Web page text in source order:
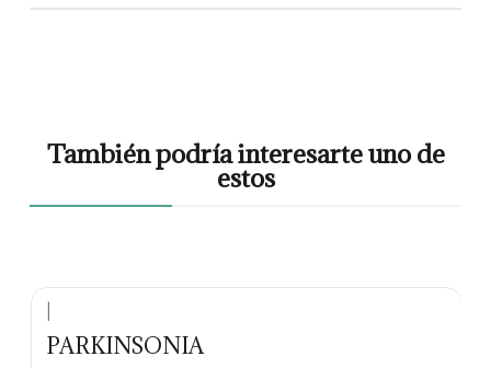
También podría interesarte uno de
estos
PARKINSONIA